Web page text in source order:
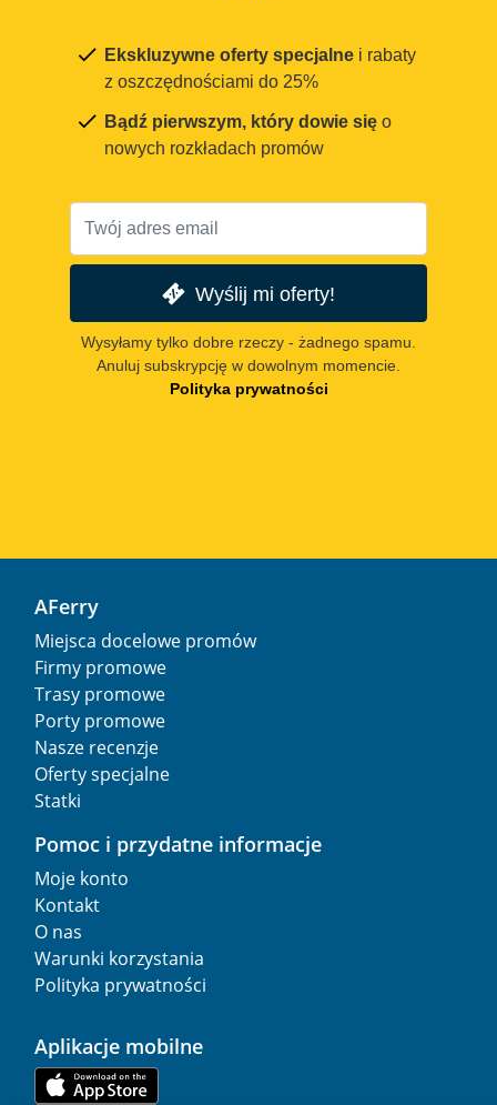
Ekskluzywne oferty specjalne i rabaty
z oszczędnościami do 25%
Bądź pierwszym, który dowie się o
nowych rozkładach promów
Wyślij mi oferty!
Wysyłamy tylko dobre rzeczy - żadnego spamu.
Anuluj subskrypcję w dowolnym momencie.
Polityka prywatności
AFerry
Miejsca docelowe promów
Firmy promowe
Trasy promowe
Porty promowe
Nasze recenzje
Oferty specjalne
Statki
Pomoc i przydatne informacje
Moje konto
Kontakt
O nas
Warunki korzystania
Polityka prywatności
Aplikacje mobilne